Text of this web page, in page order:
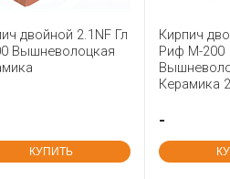
двойной 2.1NF Гл
Вышневолоцкая
КУПИТЬ
Кирпич
Риф М-200
Керамика
-